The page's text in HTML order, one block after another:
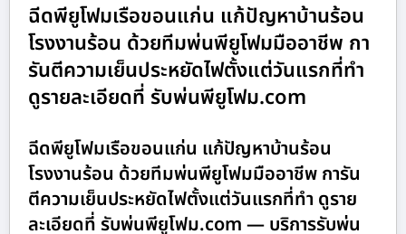
ฉีดพียูโฟมเรือขอนแก่น แก้ปัญหาบ้านร้อน
โรงงานร้อน ด้วยทีมพ่นพียูโฟมมืออาชีพ กา
รันตีความเย็นประหยัดไฟตั้งแต่วันแรกที่ทำ
ดูรายละเอียดที่ รับพ่นพียูโฟม.com
ฉีดพียูโฟมเรือขอนแก่น แก้ปัญหาบ้านร้อน
โรงงานร้อน ด้วยทีมพ่นพียูโฟมมืออาชีพ การัน
ตีความเย็นประหยัดไฟตั้งแต่วันแรกที่ทำ ดูราย
ละเอียดที่ รับพ่นพียูโฟม.com — บริการรับพ่น